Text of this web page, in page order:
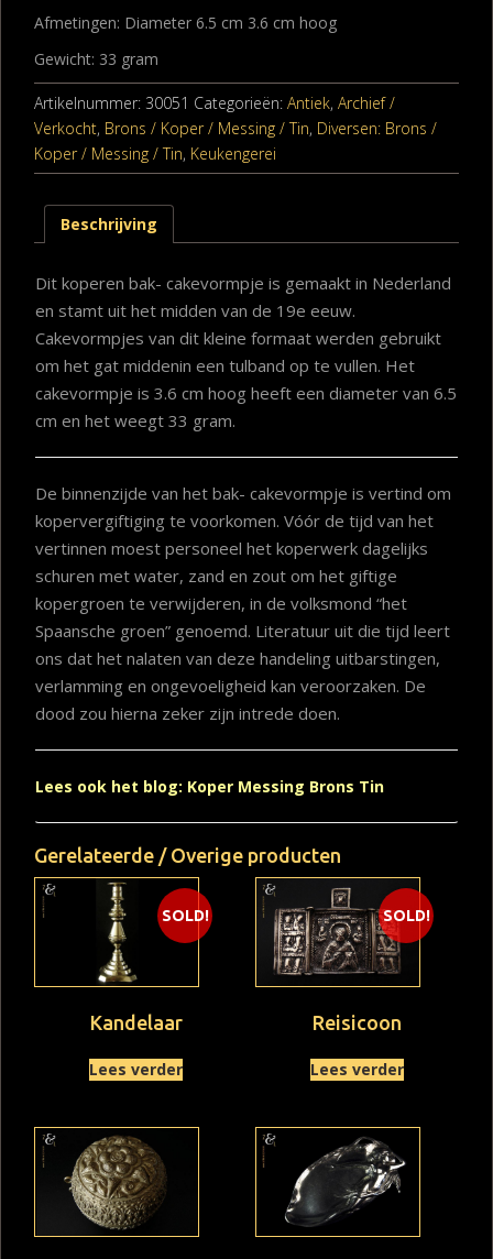
Afmetingen: Diameter 6.5 cm 3.6 cm hoog
Gewicht: 33 gram
Artikelnummer: 30051 Categorieën: Antiek, Archief /
Verkocht, Brons / Koper / Messing / Tin, Diversen: Brons /
Koper / Messing / Tin, Keukengerei
Beschrijving
Dit koperen bak- cakevormpje is gemaakt in Nederland
en stamt uit het midden van de 19e eeuw.
Cakevormpjes van dit kleine formaat werden gebruikt
om het gat middenin een tulband op te vullen. Het
cakevormpje is 3.6 cm hoog heeft een diameter van 6.5
cm en het weegt 33 gram.
De binnenzijde van het bak- cakevormpje is vertind om
kopervergiftiging te voorkomen. Vóór de tijd van het
vertinnen moest personeel het koperwerk dagelijks
schuren met water, zand en zout om het giftige
kopergroen te verwijderen, in de volksmond “het
Spaansche groen” genoemd. Literatuur uit die tijd leert
ons dat het nalaten van deze handeling uitbarstingen,
verlamming en ongevoeligheid kan veroorzaken. De
dood zou hierna zeker zijn intrede doen.
Lees ook het blog: Koper Messing Brons Tin
Gerelateerde / Overige producten
SOLD!
Kandelaar
Lees verder
SOLD!
Reisicoon
Lees verder